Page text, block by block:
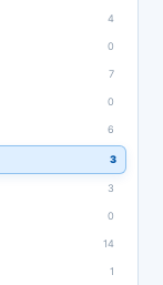
4
0
7
0
6
3
3
0
14
1